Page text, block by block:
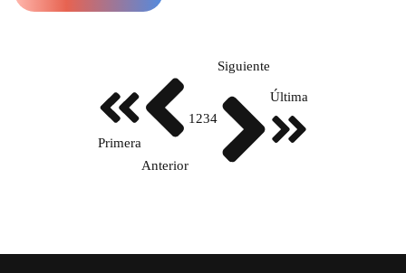
Primera
Anterior
1 234
Siguiente
Última